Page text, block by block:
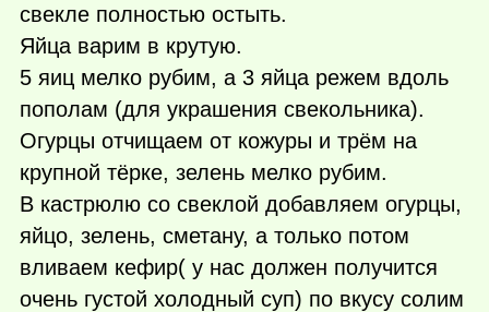
свекле полностью остыть.
Яйца варим в крутую.
5 яиц мелко рубим, а 3 яйца режем вдоль
пополам (для украшения свекольника).
Огурцы отчищаем от кожуры и трём на
крупной тёрке, зелень мелко рубим.
В кастрюлю со свеклой добавляем огурцы,
яйцо, зелень, сметану, а только потом
вливаем кефир( у нас должен получится
очень густой холодный суп) по вкусу солим